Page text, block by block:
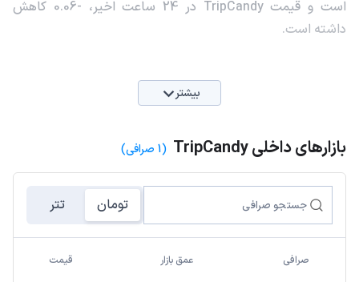
است و قیمت TripCandy در 24 ساعت اخیر، -0.06 کاهش
داشته است.
بیشتر
بازارهای داخلی TripCandy (1 صرافی)
تومان تتر
صرافی عمق بازار قیمت